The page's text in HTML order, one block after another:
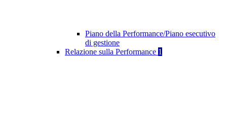
Piano della Performance/Piano esecutivo
di gestione
Relazione sulla Performance 1